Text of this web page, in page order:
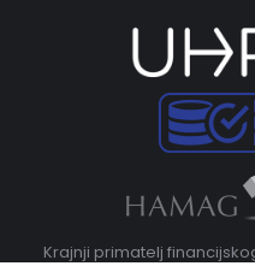
Krajnji primatelj